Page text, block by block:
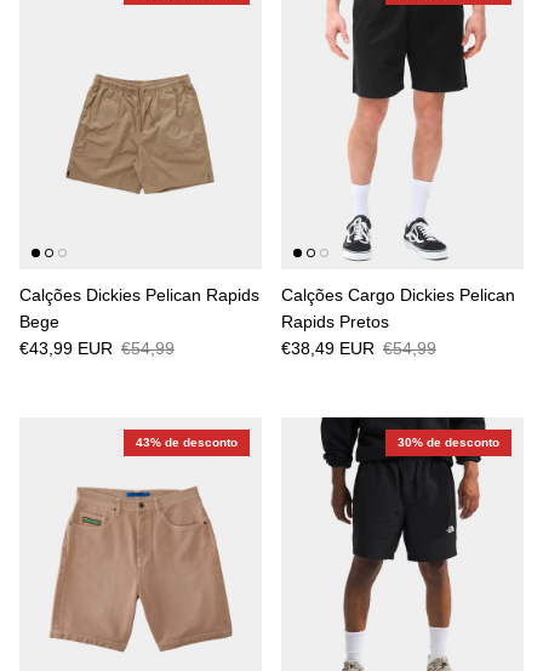
Calções Dickies Pelican Rapids
Bege
€43,99 EUR €54,99
Calções Cargo Dickies Pelican
Rapids Pretos
€38,49 EUR €54,99
43% de desconto 30% de desconto